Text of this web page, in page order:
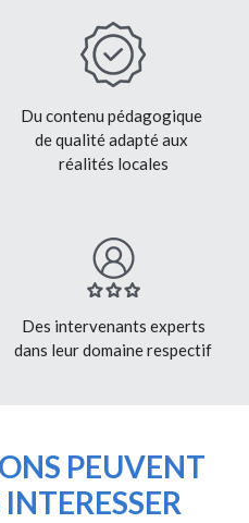
Du contenu pédagogique
de qualité adapté aux
réalités locales
Des intervenants experts
dans leur domaine respectif
PEUVENT